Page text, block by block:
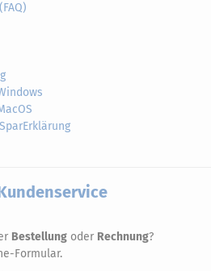
Bestellung oder Rechnung?
Formular.